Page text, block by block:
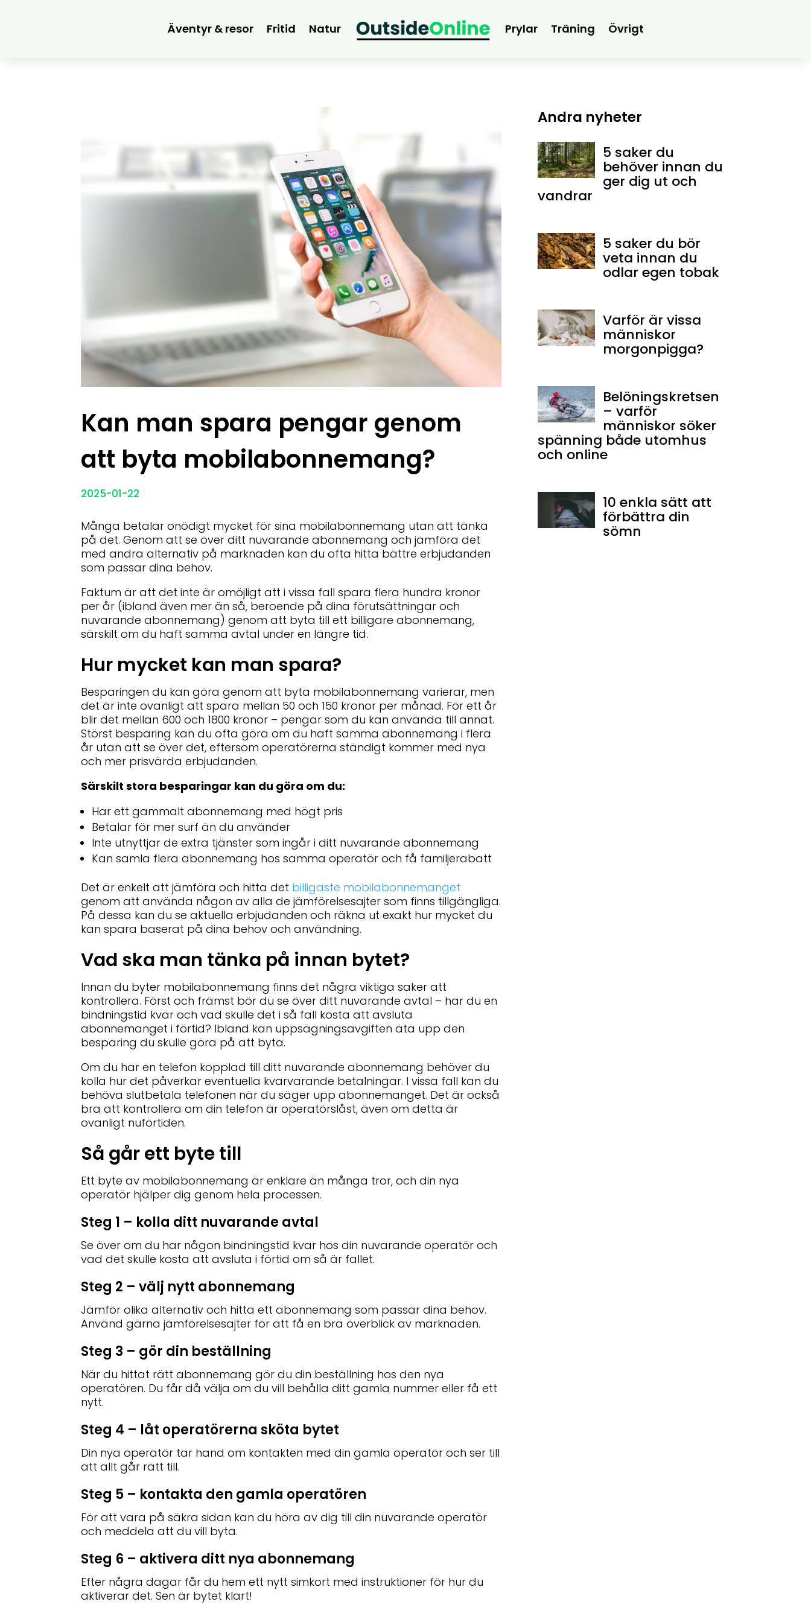
Äventyr & resor Fritid Natur Prylar Träning Övrigt
Kan man spara pengar genom
att byta mobilabonnemang?
2025-01-22
Många betalar onödigt mycket för sina mobilabonnemang utan att tänka
på det. Genom att se över ditt nuvarande abonnemang och jämföra det
med andra alternativ på marknaden kan du ofta hitta bättre erbjudanden
som passar dina behov.
Faktum är att det inte är omöjligt att i vissa fall spara flera hundra kronor
per år (ibland även mer än så, beroende på dina förutsättningar och
nuvarande abonnemang) genom att byta till ett billigare abonnemang,
särskilt om du haft samma avtal under en längre tid.
Hur mycket kan man spara?
Besparingen du kan göra genom att byta mobilabonnemang varierar, men
det är inte ovanligt att spara mellan 50 och 150 kronor per månad. För ett år
blir det mellan 600 och 1800 kronor – pengar som du kan använda till annat.
Störst besparing kan du ofta göra om du haft samma abonnemang i flera
år utan att se över det, eftersom operatörerna ständigt kommer med nya
och mer prisvärda erbjudanden.
Särskilt stora besparingar kan du göra om du:
Har ett gammalt abonnemang med högt pris
Betalar för mer surf än du använder
Inte utnyttjar de extra tjänster som ingår i ditt nuvarande abonnemang
Kan samla flera abonnemang hos samma operatör och få familjerabatt
Det är enkelt att jämföra och hitta det billigaste mobilabonnemanget
genom att använda någon av alla de jämförelsesajter som finns tillgängliga.
På dessa kan du se aktuella erbjudanden och räkna ut exakt hur mycket du
kan spara baserat på dina behov och användning.
Vad ska man tänka på innan bytet?
Innan du byter mobilabonnemang finns det några viktiga saker att
kontrollera. Först och främst bör du se över ditt nuvarande avtal – har du en
bindningstid kvar och vad skulle det i så fall kosta att avsluta
abonnemanget i förtid? Ibland kan uppsägningsavgiften äta upp den
besparing du skulle göra på att byta.
Om du har en telefon kopplad till ditt nuvarande abonnemang behöver du
kolla hur det påverkar eventuella kvarvarande betalningar. I vissa fall kan du
behöva slutbetala telefonen när du säger upp abonnemanget. Det är också
bra att kontrollera om din telefon är operatörslåst, även om detta är
ovanligt nuförtiden.
Så går ett byte till
Ett byte av mobilabonnemang är enklare än många tror, och din nya
operatör hjälper dig genom hela processen.
Steg 1 – kolla ditt nuvarande avtal
Se över om du har någon bindningstid kvar hos din nuvarande operatör och
vad det skulle kosta att avsluta i förtid om så är fallet.
Steg 2 – välj nytt abonnemang
Jämför olika alternativ och hitta ett abonnemang som passar dina behov.
Använd gärna jämförelsesajter för att få en bra överblick av marknaden.
Steg 3 – gör din beställning
När du hittat rätt abonnemang gör du din beställning hos den nya
operatören. Du får då välja om du vill behålla ditt gamla nummer eller få ett
nytt.
Steg 4 – låt operatörerna sköta bytet
Din nya operatör tar hand om kontakten med din gamla operatör och ser till
att allt går rätt till.
Steg 5 – kontakta den gamla operatören
För att vara på säkra sidan kan du höra av dig till din nuvarande operatör
och meddela att du vill byta.
Steg 6 – aktivera ditt nya abonnemang
Efter några dagar får du hem ett nytt simkort med instruktioner för hur du
aktiverar det. Sen är bytet klart!
Andra nyheter
5 saker du
behöver innan du
ger dig ut och
vandrar
5 saker du bör
veta innan du
odlar egen tobak
Varför är vissa
människor
morgonpigga?
Belöningskretsen
– varför
människor söker
spänning både utomhus
och online
10 enkla sätt att
förbättra din
sömn